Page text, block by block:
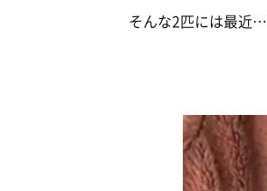
そんな2匹には最近…